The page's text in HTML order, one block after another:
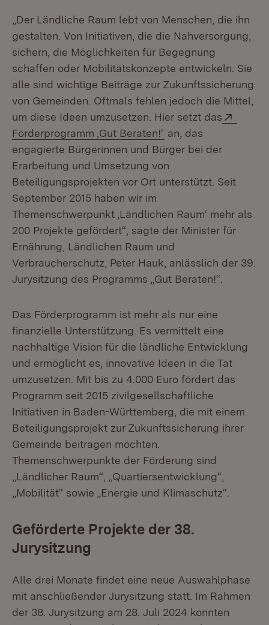
„Der Ländliche Raum lebt von Menschen, die ihn
gestalten. Von Initiativen, die die Nahversorgung,
sichern, die Möglichkeiten für Begegnung
schaffen oder Mobilitätskonzepte entwickeln. Sie
alle sind wichtige Beiträge zur Zukunftssicherung
von Gemeinden. Oftmals fehlen jedoch die Mittel,
um diese Ideen umzusetzen. Hier setzt das
Förderprogramm ‚Gut Beraten!‘ (Öffnet in neuem
an, das
engagierte Bürgerinnen und Bürger bei der
Erarbeitung und Umsetzung von
Beteiligungsprojekten vor Ort unterstützt. Seit
September 2015 haben wir im
Themenschwerpunkt ‚Ländlichen Raum‘ mehr als
200 Projekte gefördert“, sagte der Minister für
Ernährung, Ländlichen Raum und
Verbraucherschutz, Peter Hauk, anlässlich der 39.
Jurysitzung des Programms „Gut Beraten!“.
Das Förderprogramm ist mehr als nur eine
finanzielle Unterstützung. Es vermittelt eine
nachhaltige Vision für die ländliche Entwicklung
und ermöglicht es, innovative Ideen in die Tat
umzusetzen. Mit bis zu 4.000 Euro fördert das
Programm seit 2015 zivilgesellschaftliche
Initiativen in Baden-Württemberg, die mit einem
Beteiligungsprojekt zur Zukunftssicherung ihrer
Gemeinde beitragen möchten.
Themenschwerpunkte der Förderung sind
„Ländlicher Raum“, „Quartiersentwicklung“,
„Mobilität“ sowie „Energie und Klimaschutz“.
Geförderte Projekte der 38.
Jurysitzung
Alle drei Monate findet eine neue Auswahlphase
mit anschließender Jurysitzung statt. Im Rahmen
der 38. Jurysitzung am 28. Juli 2024 konnten